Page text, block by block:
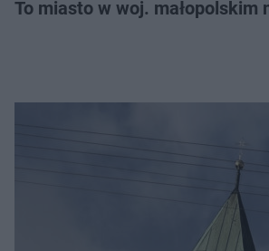
To miasto w woj.